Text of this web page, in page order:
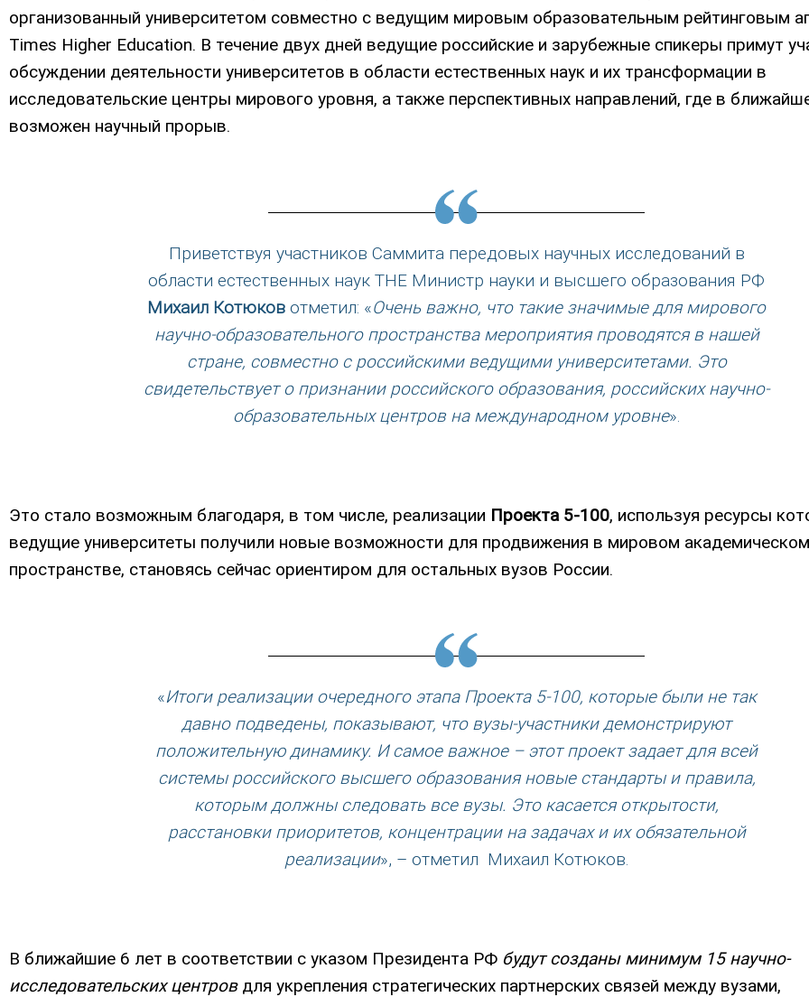
организованный университетом совместно с ведущим мировым образовательным рейтинговым
Times Higher Education. В течение двух дней ведущие российские и зарубежные спикеры примут
обсуждении деятельности университетов в области естественных наук и их трансформации в
исследовательские центры мирового уровня, а также перспективных направлений, где в
возможен научный прорыв.
Приветствуя участников Саммита передовых научных исследований в
области естественных наук THE Министр науки и высшего образования РФ
Михаил Котюков отметил: «Очень важно, что такие значимые для мирового
научно-образовательного пространства мероприятия проводятся в нашей
стране, совместно с российскими ведущими университетами. Это
свидетельствует о признании российского образования, российских научно-
образовательных центров на международном уровне».
Это стало возможным благодаря, в том числе, реализации Проекта 5-100, используя ресурсы
ведущие университеты получили новые возможности для продвижения в мировом академическом
пространстве, становясь сейчас ориентиром для остальных вузов России.
«Итоги реализации очередного этапа Проекта 5-100, которые были не так
давно подведены, показывают, что вузы-участники демонстрируют
положительную динамику. И самое важное – этот проект задает для всей
системы российского высшего образования новые стандарты и правила,
которым должны следовать все вузы. Это касается открытости,
расстановки приоритетов, концентрации на задачах и их обязательной
реализации», – отметил Михаил Котюков.
В ближайшие 6 лет в соответствии с указом Президента РФ будут созданы минимум 15 научно-
исследовательских центровдля укрепления стратегических партнерских связей между вузами,